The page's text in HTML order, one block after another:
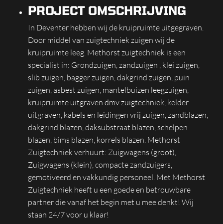
PROJECT OMSCHRIJVING
In Deventer hebben wij de kruipruimte uitgegraven.
Door middel van zuigtechniek zuigen wij de
kruipruimte leeg. Methorst zuigtechniek is een
specialist in: Grondzuigen, zandzuigen , klei zuigen,
slib zuigen, bagger zuigen, dakgrind zuigen, puin
zuigen, asbest zuigen, mantelbuizen leegzuigen,
kruipruimte uitgraven dmv zuigtechniek, kelder
uitgraven, kabels en leidingen vrij zuigen, zandblazen,
dakgrind blazen, daksubstraat blazen, schelpen
blazen, bims blazen, korrels blazen. Methorst
Zuigtechniek verhuurt: Zuigwagens (groot),
Zuigwagens (klein), compacte zandzuigers,
gemotiveerd en vakkundig personeel. Met Methorst
Zuigtechniek heeft u een goede en betrouwbare
partner die vanaf het begin met u mee denkt! Wij
staan 24/7 voor u klaar!